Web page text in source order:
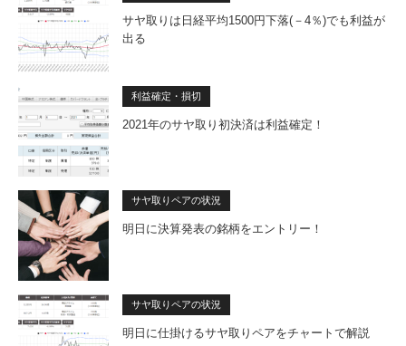
サヤ取りは日経平均1500円下落(－4％)でも利益が
出る
利益確定・損切
2021年のサヤ取り初決済は利益確定！
サヤ取りペアの状況
明日に決算発表の銘柄をエントリー！
サヤ取りペアの状況
明日に仕掛けるサヤ取りペアをチャートで解説